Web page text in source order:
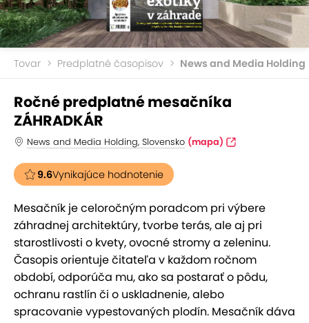
Tovar Predplatné časopisov News and Media Holding
Ročné predplatné mesačníka
ZÁHRADKÁR
News and Media Holding, Slovensko (mapa)
9.6Vynikajúce hodnotenie
Mesačník je celoročným poradcom pri výbere
záhradnej architektúry, tvorbe terás, ale aj pri
starostlivosti o kvety, ovocné stromy a zeleninu.
Časopis orientuje čitateľa v každom ročnom
období, odporúča mu, ako sa postarať o pôdu,
ochranu rastlín či o uskladnenie, alebo
spracovanie vypestovaných plodín. Mesačník dáva